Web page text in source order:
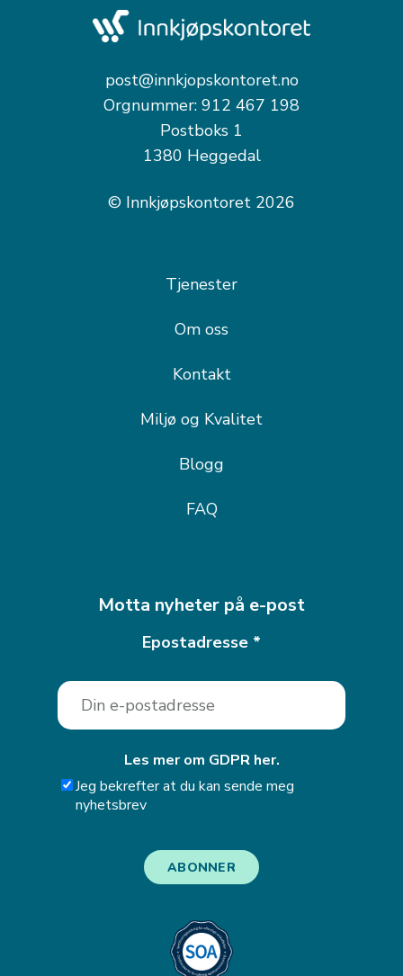
post@innkjopskontoret.no
Orgnummer: 912 467 198
Postboks 1
1380 Heggedal
© Innkjøpskontoret 2026
Tjenester
Om oss
Kontakt
Miljø og Kvalitet
Blogg
FAQ
Motta nyheter på e-post
Epostadresse *
Les mer om GDPR her.
Jeg bekrefter at du kan sende meg
nyhetsbrev
ABONNER